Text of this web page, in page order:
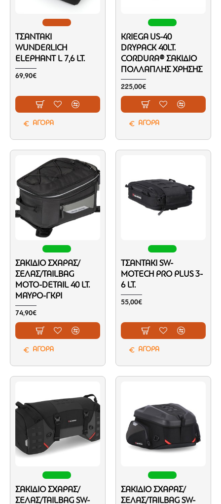
ΤΣΑΝΤΆΚΙ
WUNDERLICH
ELEPHANT L 7,6 LT.
69,90€
ΑΓΟΡΑ
KRIEGA US-40
DRYPACK 40LT.
CORDURA® ΣΑΚΊΔΙΟ
ΠΟΛΛΑΠΛΉΣ ΧΡΉΣΗΣ
225,00€
ΑΓΟΡΑ
ΣΑΚΊΔΙΟ ΣΧΆΡΑΣ/
ΣΈΛΑΣ/TAILBAG
MOTO-DETAIL 40 LT.
ΜΑΎΡΟ-ΓΚΡΙ
74,90€
ΑΓΟΡΑ
ΤΣΑΝΤΆΚΙ SW-
MOTECH PRO PLUS 3-
6 LT.
55,00€
ΑΓΟΡΑ
ΣΑΚΊΔΙΟ ΣΧΆΡΑΣ/
ΣΈΛΑΣ/TAILBAG SW-
ΣΑΚΊΔΙΟ ΣΧΆΡΑΣ/
ΣΈΛΑΣ/TAILBAG SW-